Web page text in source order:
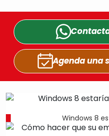
Agenda una
Windows 8